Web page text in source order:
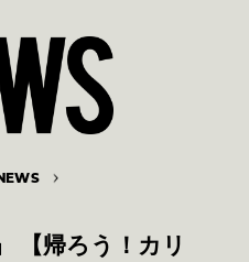
NEWS
【帰ろう！カリ